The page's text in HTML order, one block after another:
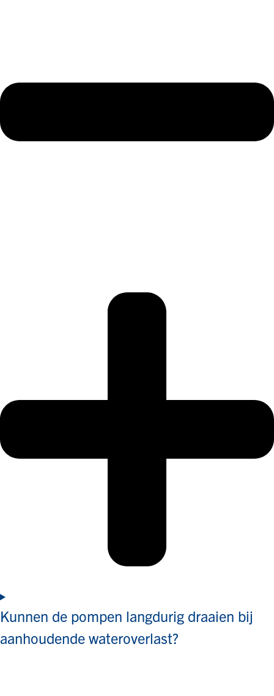
Kunnen de pompen langdurig draaien bij
aanhoudende wateroverlast?